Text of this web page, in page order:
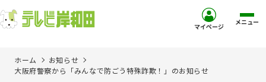
ホーム
マイページ メニュー
ホーム
お知らせ
大阪府警察から「みんなで防ごう特殊詐欺！」のお知らせ